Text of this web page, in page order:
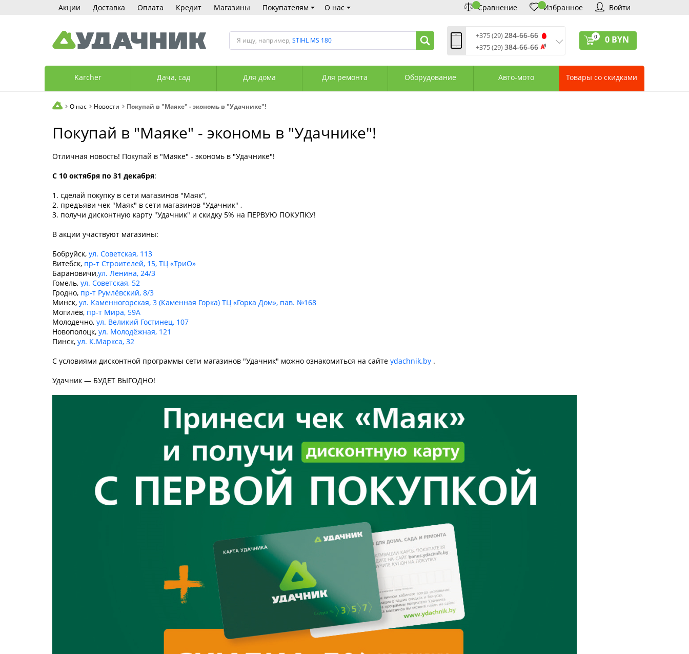
Акции Доставка Оплата Кредит Магазины Покупателям О нас Сравнение Избранное Войти
Я ищу, например, STIHL MS 180 +375 (29)284-66-66
+375 (29)384-66-66
Сб: 10:00—18:00
0 0 BYN
Karcher Дача, сад Для дома Для ремонта Оборудование Авто-мото Товары со скидками
О нас Новости Покупай в "Маяке" - экономь в "Удачнике"!
Покупай в "Маяке" - экономь в "Удачнике"!
Отличная новость! Покупай в "Маяке" - экономь в "Удачнике"!
С 10 октября по 31 декабря:
1. сделай покупку в сети магазинов "Маяк",
2. предъяви чек "Маяк" в сети магазинов "Удачник" ,
3. получи дисконтную карту "Удачник" и скидку 5% на ПЕРВУЮ ПОКУПКУ!
В акции участвуют магазины:
Бобруйск, ул. Советская, 113
Витебск, пр-т Строителей, 15, ТЦ «ТриО»
Барановичи,ул. Ленина, 24/3
Гомель, ул. Советская, 52
Гродно, пр-т Румлёвский, 8/3
Минск, ул. Каменногорская, 3 (Каменная Горка) ТЦ «Горка Дом», пав. №168
Могилёв, пр-т Мира, 59А
Молодечно, ул. Великий Гостинец, 107
Новополоцк, ул. Молодёжная, 121
Пинск, ул. К.Маркса, 32
С условиями дисконтной программы сети магазинов "Удачник" можно ознакомиться на сайте ydachnik.by .
Удачник — БУДЕТ ВЫГОДНО!